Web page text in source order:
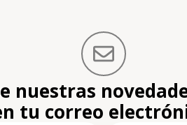
nuestras
tu correo